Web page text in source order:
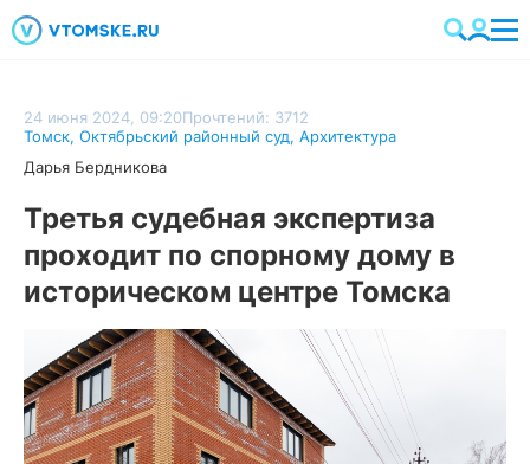
24 июня 2024, 09:20Прочтений: 3712
Томск, Октябрьский районный суд, Архитектура
Дарья Бердникова
Третья судебная экспертиза
проходит по спорному дому в
историческом центре Томска